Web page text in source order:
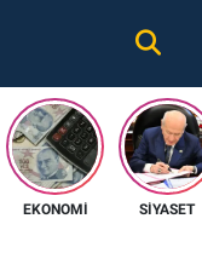
EKONOMI SIYASET